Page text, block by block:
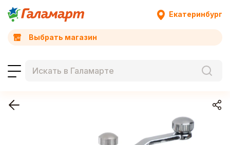
Екатеринбург
Выбрать магазин